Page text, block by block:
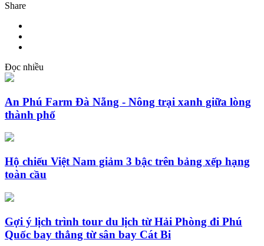
Share
Đọc nhiều
An Phú Farm Đà Nẵng - Nông trại xanh giữa lòng
thành phố
Hộ chiếu Việt Nam giảm 3 bậc trên bảng xếp hạng
toàn cầu
Gợi ý lịch trình tour du lịch từ Hải Phòng đi Phú
Quốc bay thẳng từ sân bay Cát Bi